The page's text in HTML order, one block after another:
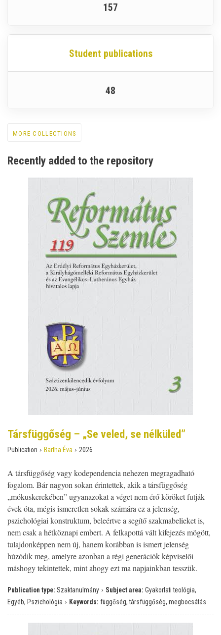
157
Student publications
48
MORE COLLECTIONS
Recently added to the repository
Társfüggőség – „Se veled, se nélküled”
Publication › Bartha Éva › 2026
A társfüggőség vagy kodependencia nehezen megragadható
fogalom. Bár nagyon sokan érintettek, akik a társfüggőség
„mókuskerekében” ugyanazokat a véget nem érő köröket futják
évek óta, mégis ismeretlen sokak számára ez a jelenség,
pszichológiai konstruktum, beleértve a segítő szakmabelieket is,
nem csak a hétköznapi embert. A felkapottá vált kifejezés mögött,
tulajdonképpen nem új, hanem korábban is ismert jelenség
húzódik meg, amelyre azonban a régi generációk képviselői
máshogy tekintettek, mint ahogy ezt ma napjainkban tesszük.
Publication type: Szaktanulmány › Subject area: Gyakorlati teológia,
Egyéb, Pszichológia › Keywords: függőség, társfüggőség, megbocsátás